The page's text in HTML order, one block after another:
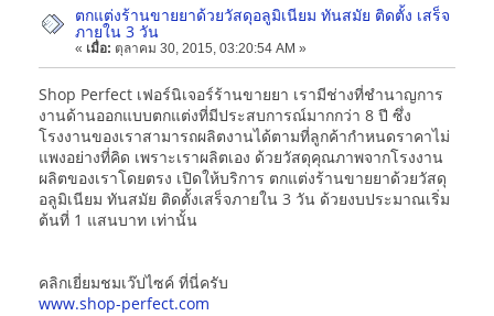
ตกแต่งร้านขายยาด้วยวัสดุอลูมิเนียม ทันสมัย ติดตั้ง เสร็จ
ภายใน 3 วัน
« เมื่อ: ตุลาคม 30, 2015, 03:20:54 AM »
Shop Perfect เฟอร์นิเจอร์ร้านขายยา เรามีช่างที่ชำนาญการ
งานด้านออกแบบตกแต่งที่มีประสบการณ์มากกว่า 8 ปี ซึ่ง
โรงงานของเราสามารถผลิตงานได้ตามที่ลูกค้ากำหนดราคาไม่
แพงอย่างที่คิด เพราะเราผลิตเอง ด้วยวัสดุคุณภาพจากโรงงาน
ผลิตของเราโดยตรง เปิดให้บริการ ตกแต่งร้านขายยาด้วยวัสดุ
อลูมิเนียม ทันสมัย ติดตั้งเสร็จภายใน 3 วัน ด้วยงบประมาณเริ่ม
ต้นที่ 1 แสนบาท เท่านั้น
คลิกเยี่ยมชมเว๊ปไซค์ ที่นี่ครับ
www.shop-perfect.com